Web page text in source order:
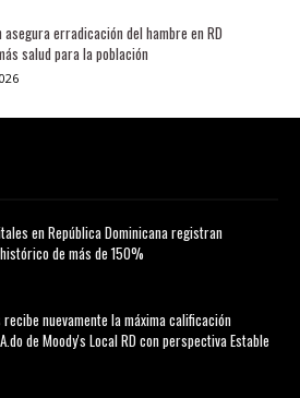
asegura erradicación del hambre en RD
salud para la población
en República Dominicana registran
de más de 150%
nuevamente la máxima calificación
de Moody's Local RD con perspectiva Estable